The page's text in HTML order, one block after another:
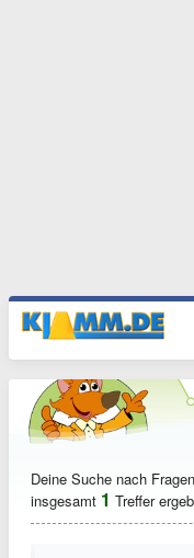
Deine Suche nach
insgesamt 1 Treffer